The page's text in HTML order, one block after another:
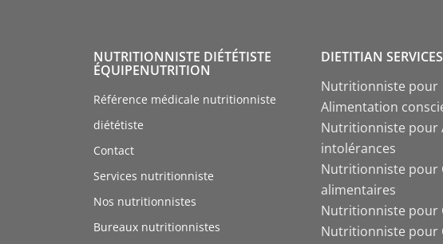
NUTRITIONNISTE DIÉTÉTISTE
ÉQUIPENUTRITION
Référence médicale nutritionniste
diététiste
Contact
Services nutritionniste
Nos nutritionnistes
Bureaux nutritionnistes
DIETITIAN SERVICES
Nutritionniste pour
Alimentation
Nutritionniste pour
intolérances
Nutritionniste pour
alimentaires
Nutritionniste pour
Nutritionniste pour